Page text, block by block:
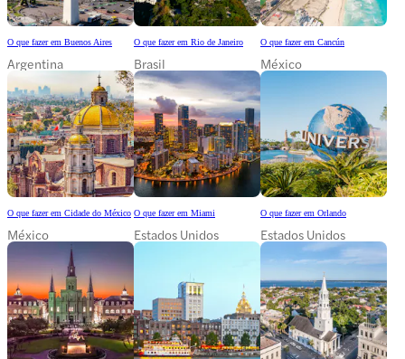
O que fazer em Buenos Aires
Argentina
O que fazer em Rio de Janeiro
Brasil
O que fazer em Cancún
México
O que fazer em Cidade do México
México
O que fazer em Miami
Estados Unidos
O que fazer em Orlando
Estados Unidos